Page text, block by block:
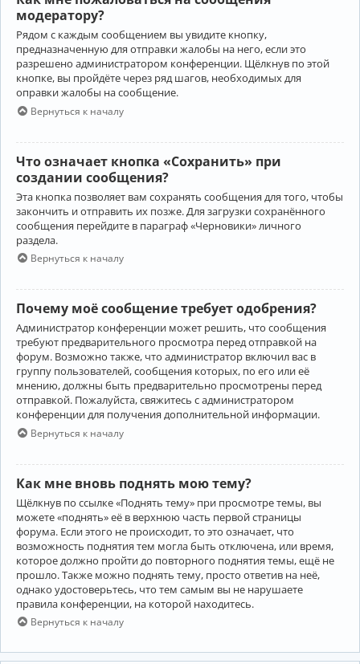
модератору?
Рядом с каждым сообщением вы увидите кнопку,
предназначенную для отправки жалобы на него, если это
разрешено администратором конференции. Щёлкнув по этой
кнопке, вы пройдёте через ряд шагов, необходимых для
оправки жалобы на сообщение.
Вернуться к началу
Что означает кнопка «Сохранить» при
создании сообщения?
Эта кнопка позволяет вам сохранять сообщения для того, чтобы
закончить и отправить их позже. Для загрузки сохранённого
сообщения перейдите в параграф «Черновики» личного
раздела.
Вернуться к началу
Почему моё сообщение требует одобрения?
Администратор конференции может решить, что сообщения
требуют предварительного просмотра перед отправкой на
форум. Возможно также, что администратор включил вас в
группу пользователей, сообщения которых, по его или её
мнению, должны быть предварительно просмотрены перед
отправкой. Пожалуйста, свяжитесь с администратором
конференции для получения дополнительной информации.
Вернуться к началу
Как мне вновь поднять мою тему?
Щёлкнув по ссылке «Поднять тему» при просмотре темы, вы
можете «поднять» её в верхнюю часть первой страницы
форума. Если этого не происходит, то это означает, что
возможность поднятия тем могла быть отключена, или время,
которое должно пройти до повторного поднятия темы, ещё не
прошло. Также можно поднять тему, просто ответив на неё,
однако удостоверьтесь, что тем самым вы не нарушаете
правила конференции, на которой находитесь.
Вернуться к началу